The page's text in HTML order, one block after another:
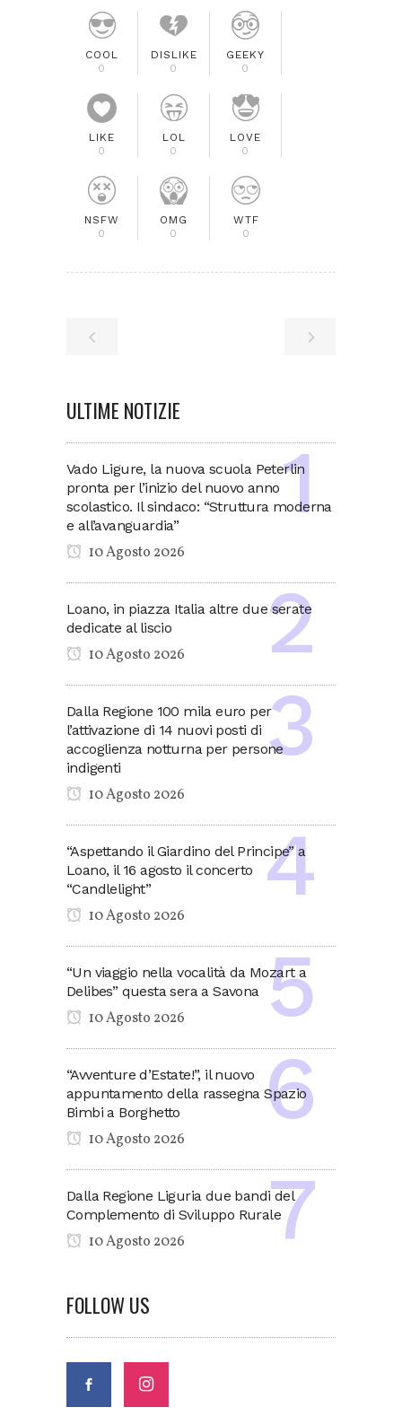
COOL
0
DISLIKE
0
GEEKY
0
LIKE
0
LOL
0
LOVE
0
NSFW
0
OMG
0
WTF
0
ULTIME NOTIZIE
Vado Ligure, la nuova scuola Peterlin
pronta per l’inizio del nuovo anno
scolastico. Il sindaco: “Struttura moderna
e all’avanguardia”
10 Agosto 2026
Loano, in piazza Italia altre due serate
dedicate al liscio
10 Agosto 2026
Dalla Regione 100 mila euro per
l’attivazione di 14 nuovi posti di
accoglienza notturna per persone
indigenti
10 Agosto 2026
“Aspettando il Giardino del Principe” a
Loano, il 16 agosto il concerto
“Candlelight”
10 Agosto 2026
“Un viaggio nella vocalità da Mozart a
Delibes” questa sera a Savona
10 Agosto 2026
“Avventure d’Estate!”, il nuovo
appuntamento della rassegna Spazio
Bimbi a Borghetto
10 Agosto 2026
Dalla Regione Liguria due bandi del
Complemento di Sviluppo Rurale
10 Agosto 2026
FOLLOW US